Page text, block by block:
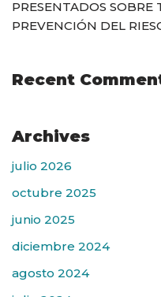
PRESENTADOS SOBRE
PREVENCIÓN DEL
Recent
Archives
julio 2026
octubre 2025
junio 2025
diciembre 2024
agosto 2024